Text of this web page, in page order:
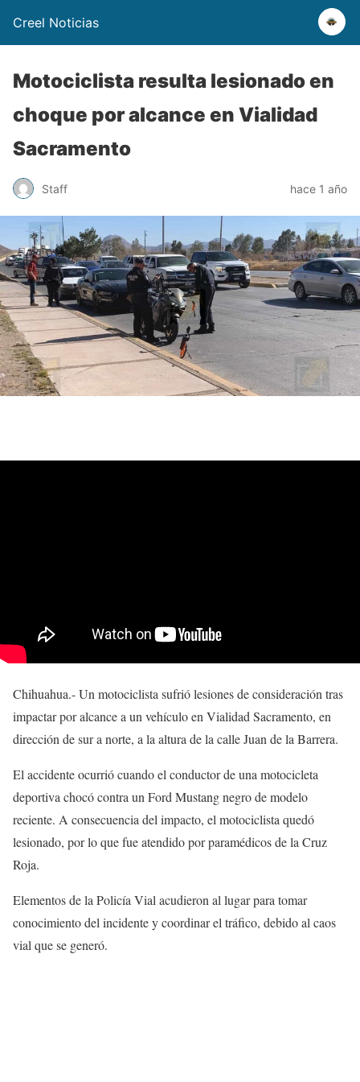
Creel Noticias
Motociclista resulta lesionado en
choque por alcance en Vialidad
Sacramento
Staff hace 1 año
Chihuahua.- Un motociclista sufrió lesiones de consideración tras
impactar por alcance a un vehículo en Vialidad Sacramento, en
dirección de sur a norte, a la altura de la calle Juan de la Barrera.
El accidente ocurrió cuando el conductor de una motocicleta
deportiva chocó contra un Ford Mustang negro de modelo
reciente. A consecuencia del impacto, el motociclista quedó
lesionado, por lo que fue atendido por paramédicos de la Cruz
Roja.
Elementos de la Policía Vial acudieron al lugar para tomar
conocimiento del incidente y coordinar el tráfico, debido al caos
vial que se generó.